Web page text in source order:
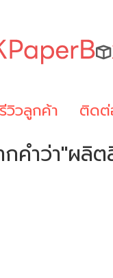
รีวิวลูกค้า ติดต่
คำว่า"ผลิ